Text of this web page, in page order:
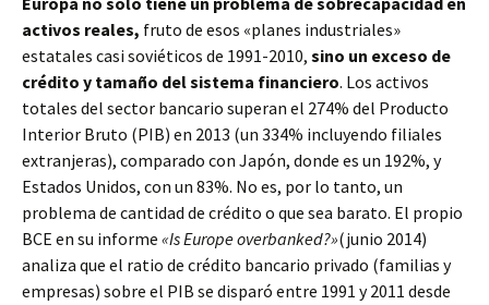
activos reales, fruto de esos «planes industriales»
estatales casi soviéticos de 1991-2010, sino un exceso de
crédito y tamaño del sistema financiero. Los activos
totales del sector bancario superan el 274% del Producto
Interior Bruto (PIB) en 2013 (un 334% incluyendo filiales
extranjeras), comparado con Japón, donde es un 192%, y
Estados Unidos, con un 83%. No es, por lo tanto, un
problema de cantidad de crédito o que sea barato. El propio
BCE en su informe «Is Europe overbanked?»(junio 2014)
analiza que el ratio de crédito bancario privado (familias y
empresas) sobre el PIB se disparó entre 1991 y 2011 desde